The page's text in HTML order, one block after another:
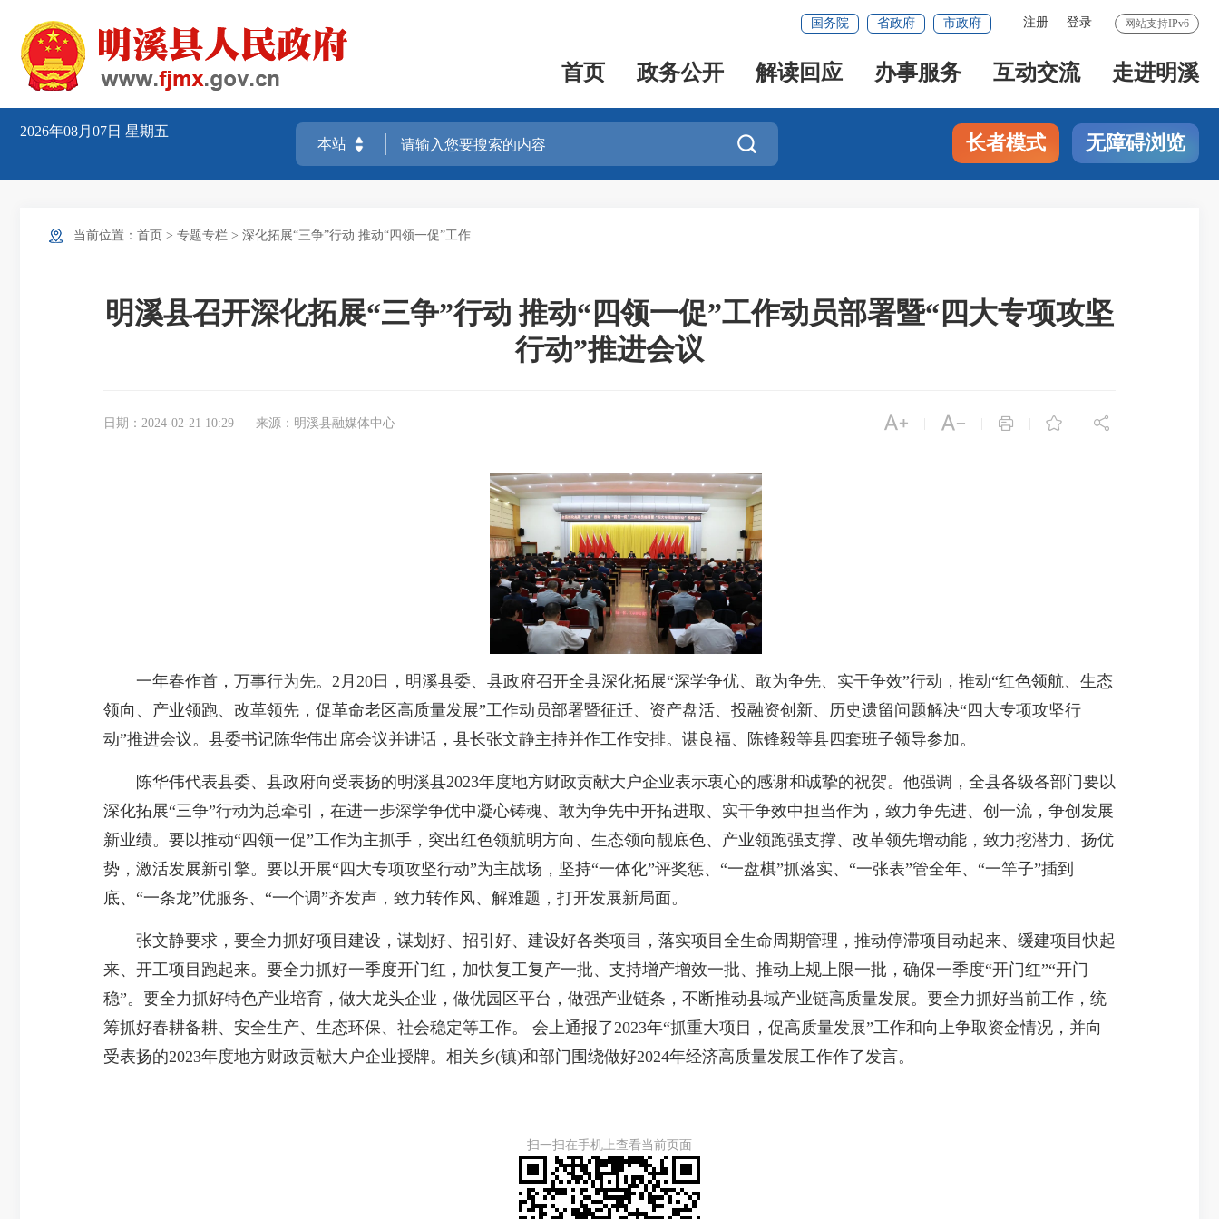
网站支持IPv6
注册 登录
国务院 省政府 市政府
首页 政务公开 解读回应 办事服务 互动交流 走进明溪
2026年08月07日 星期五
 长者模式 无障碍浏览
当前位置： 首页 > 专题专栏 > 深化拓展“三争”行动 推动“四领一促”工作
明溪县召开深化拓展“三争”行动 推动“四领一促”工作动员部署暨“四大专项攻坚
行动”推进会议
日期：2024-02-21 10:29 来源：明溪县融媒体中心     
一年春作首，万事行为先。2月20日，明溪县委、县政府召开全县深化拓展“深学争优、敢为争先、实干争效”行动，推动“红色领航、生态
领向、产业领跑、改革领先，促革命老区高质量发展”工作动员部署暨征迁、资产盘活、投融资创新、历史遗留问题解决“四大专项攻坚行
动”推进会议。县委书记陈华伟出席会议并讲话，县长张文静主持并作工作安排。谌良福、陈锋毅等县四套班子领导参加。
陈华伟代表县委、县政府向受表扬的明溪县2023年度地方财政贡献大户企业表示衷心的感谢和诚挚的祝贺。他强调，全县各级各部门要以
深化拓展“三争”行动为总牵引，在进一步深学争优中凝心铸魂、敢为争先中开拓进取、实干争效中担当作为，致力争先进、创一流，争创发展
新业绩。要以推动“四领一促”工作为主抓手，突出红色领航明方向、生态领向靓底色、产业领跑强支撑、改革领先增动能，致力挖潜力、扬优
势，激活发展新引擎。要以开展“四大专项攻坚行动”为主战场，坚持“一体化”评奖惩、“一盘棋”抓落实、“一张表”管全年、“一竿子”插到
底、“一条龙”优服务、“一个调”齐发声，致力转作风、解难题，打开发展新局面。
张文静要求，要全力抓好项目建设，谋划好、招引好、建设好各类项目，落实项目全生命周期管理，推动停滞项目动起来、缓建项目快起
来、开工项目跑起来。要全力抓好一季度开门红，加快复工复产一批、支持增产增效一批、推动上规上限一批，确保一季度“开门红”“开门
稳”。要全力抓好特色产业培育，做大龙头企业，做优园区平台，做强产业链条，不断推动县域产业链高质量发展。要全力抓好当前工作，统
筹抓好春耕备耕、安全生产、生态环保、社会稳定等工作。 会上通报了2023年“抓重大项目，促高质量发展”工作和向上争取资金情况，并向
受表扬的2023年度地方财政贡献大户企业授牌。相关乡(镇)和部门围绕做好2024年经济高质量发展工作作了发言。​
扫一扫在手机上查看当前页面